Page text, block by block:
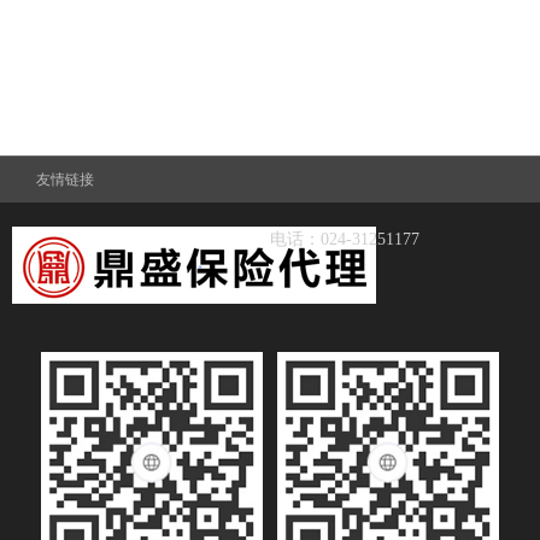
友情链接
电话：024-31251177